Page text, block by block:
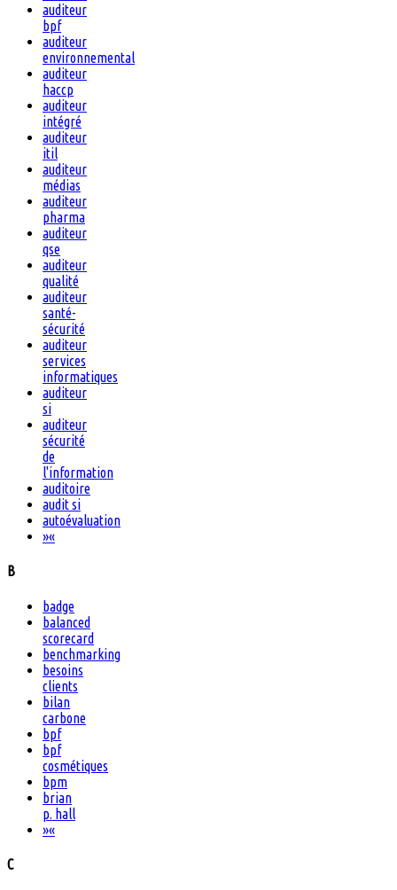
auditeur
bpf
auditeur
environnemental
auditeur
haccp
auditeur
intégré
auditeur
itil
auditeur
médias
auditeur
pharma
auditeur
qse
auditeur
qualité
auditeur
santé-
sécurité
auditeur
services
informatiques
auditeur
si
auditeur
sécurité
de
l'information
auditoire
audit si
autoévaluation
»«
B
badge
balanced
scorecard
benchmarking
besoins
clients
bilan
carbone
bpf
bpf
cosmétiques
bpm
brian
p. hall
»«
C